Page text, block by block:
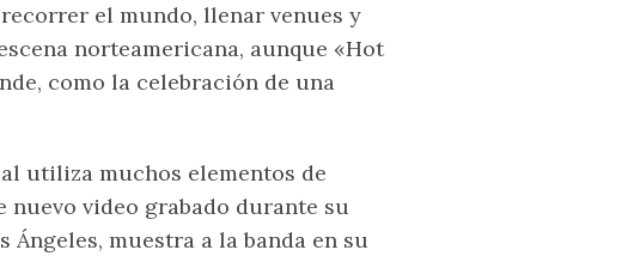
el mundo, llenar venues y
norteamericana, aunque «Hot
como la celebración de una
utiliza muchos elementos de
nuevo video grabado durante su
Ángeles, muestra a la banda en su